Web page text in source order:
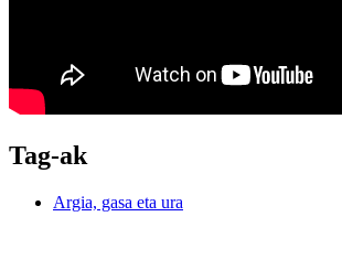
Tag-ak
Argia, gasa eta ura